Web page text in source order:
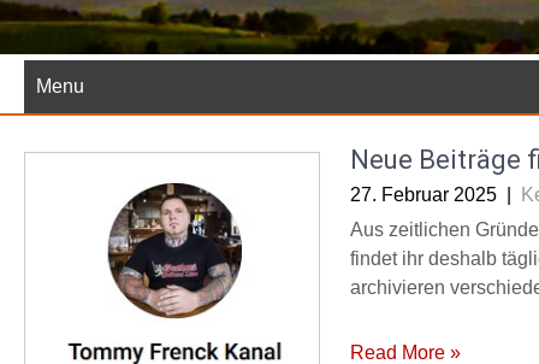
Menu
Neue Beiträge
27. Februar 2025
Aus zeitlichen
findet ihr deshalb
archivieren
Read More »